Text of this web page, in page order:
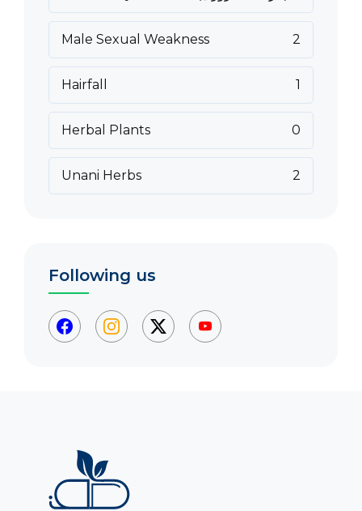
Male Sexual Weakness 2
Hairfall 1
Herbal Plants 0
Unani Herbs 2
Following us